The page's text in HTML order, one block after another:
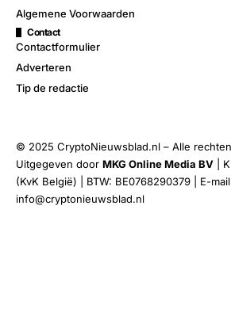
Algemene Voorwaarden
Contact
Contactformulier
Adverteren
Tip de redactie
© 2025 CryptoNieuwsblad.nl – Alle
Uitgegeven door MKG Online Media BV |
(KvK België) | BTW: BE0768290379 | E-
info@cryptonieuwsblad.nl